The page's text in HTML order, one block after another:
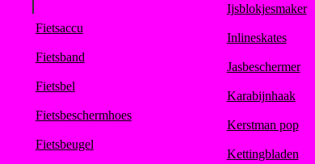
Fietsaccu
Fietsband
Fietsbel
Fietsbeschermhoes
Fietsbeugel
Ijsblokjesmaker
Inlineskates
Jasbeschermer
Karabijnhaak
Kerstman pop
Kettingbladen